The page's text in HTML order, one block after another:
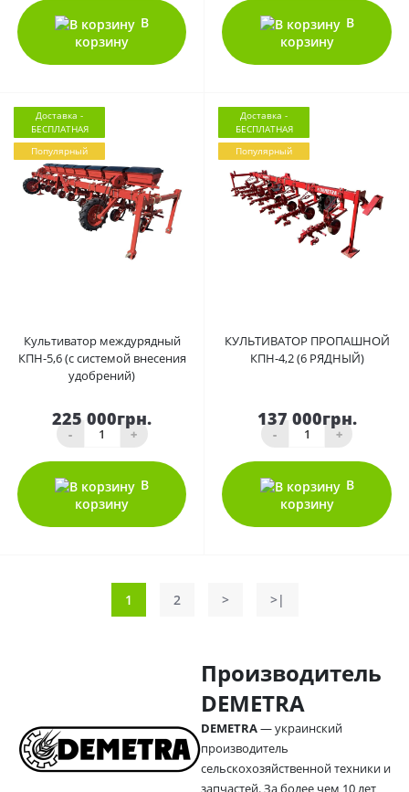
В
корзину
В
корзину
Доставка -
БЕСПЛАТНАЯ
Популярный
Культиватор междурядный
КПН-5,6 (с системой внесения
удобрений)
225 000грн.
- +
В
корзину
Доставка -
БЕСПЛАТНАЯ
Популярный
КУЛЬТИВАТОР ПРОПАШНОЙ
КПН-4,2 (6 РЯДНЫЙ)
137 000грн.
- +
В
корзину
1 2 > >|
Производитель
DEMETRA
DEMETRA— украинский
производитель
сельскохозяйственной техники и
запчастей. За более чем 10 лет